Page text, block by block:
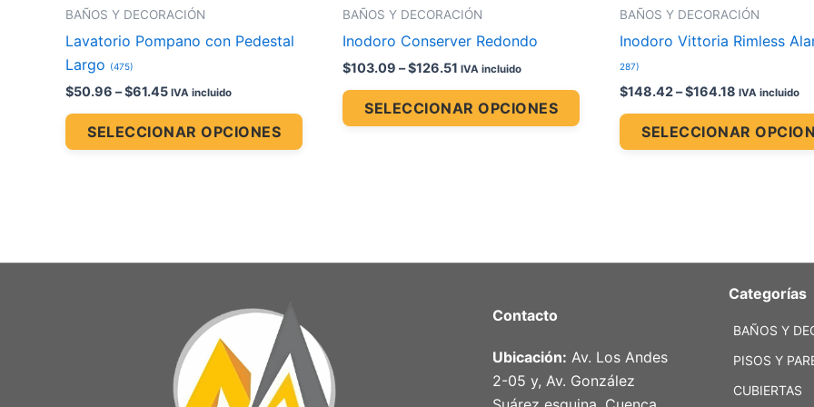
BAÑOS Y DECORACIÓN
Lavatorio Pompano con Pedestal
Largo (475)
$50.96 –$61.45 IVA incluido
SELECCIONAR OPCIONES
página
producto
BAÑOS Y DECORACIÓN
Inodoro Conserver Redondo
$103.09 –$126.51 IVA incluido
SELECCIONAR OPCIONES
página
BAÑOS Y DECORACIÓN
Inodoro Vittoria Rimless
287)
$148.42–$164.18 IVA incluido
SELECCIONAR
Contacto
Ubicación: Av. Los Andes
2-05 y, Av. González
Categorías
BAÑOS Y
PISOS Y
CUBIERTAS